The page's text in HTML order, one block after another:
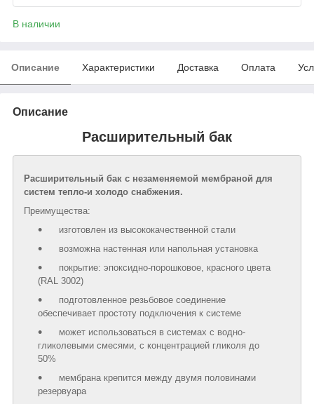
В наличии
Описание Характеристики Доставка Оплата
Описание
Расширительный бак
Расширительный бак с незаменяемой мембраной для
систем тепло-и холодо снабжения.
Преимущества:
изготовлен из высококачественной стали
возможна настенная или напольная установка
покрытие: эпоксидно-порошковое, красного цвета
(RAL 3002)
подготовленное резьбовое соединение
обеспечивает простоту подключения к системе
может использоваться в системах с водно-
гликолевыми смесями, с концентрацией гликоля до
50%
мембрана крепится между двумя половинами
резервуара